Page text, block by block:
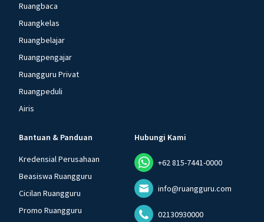
Ruangbaca
Ruangkelas
Ruangbelajar
Ruangpengajar
Ruangguru Privat
Ruangpeduli
Airis
Bantuan & Panduan
Kredensial Perusahaan
Beasiswa Ruangguru
Cicilan Ruangguru
Promo Ruangguru
Hubungi Kami
+62 815-7441-0000
info@ruangguru.com
02130930000